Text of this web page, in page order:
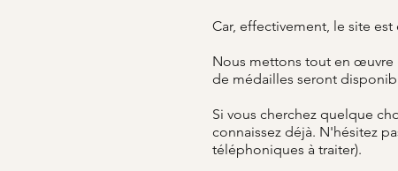
Car, effectivement, le site
Nous mettons tout en œuvre
de médailles seront
Si vous cherchez quelque
connaissez déjà. N'hésitez
téléphoniques à traiter).